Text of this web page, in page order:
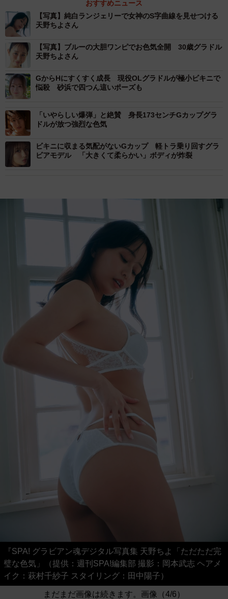
おすすめニュース
【写真】純白ランジェリーで女神のS字曲線を見せつける
天野ちよさん
【写真】ブルーの大胆ワンピでお色気全開 30歳グラドル
天野ちよさん
GからHにすくすく成長 現役OLグラドルが極小ビキニで
悩殺 砂浜で四つん這いポーズも
「いやらしい爆弾」と絶賛 身長173センチGカップグラ
ドルが放つ強烈な色気
ビキニに収まる気配がないGカップ 軽トラ乗り回すグラ
ビアモデル 「大きくて柔らかい」ボディが炸裂
『SPA! グラビアン魂デジタル写真集 天野ちよ「ただただ完
璧な色気」（提供：週刊SPA!編集部 撮影：岡本武志 ヘアメ
イク：萩村千紗子 スタイリング：田中陽子）
まだまだ画像は続きます。画像（4/6）